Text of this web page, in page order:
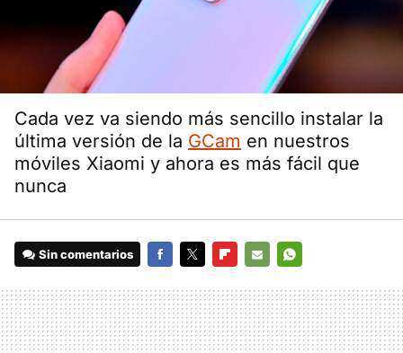
Cada vez va siendo más sencillo instalar la
última versión de la GCam en nuestros
móviles Xiaomi y ahora es más fácil que
nunca
Sin comentarios
MAIL